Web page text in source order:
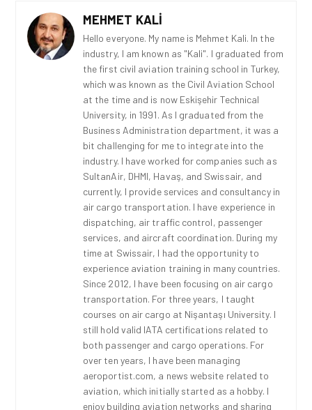
MEHMET KALI
Hello everyone. My name is Mehmet Kali. In the
industry, I am known as "Kali". I graduated from
the first civil aviation training school in Turkey,
which was known as the Civil Aviation School
at the time and is now Eskişehir Technical
University, in 1991. As I graduated from the
Business Administration department, it was a
bit challenging for me to integrate into the
industry. I have worked for companies such as
SultanAir, DHMI, Havaş, and Swissair, and
currently, I provide services and consultancy in
air cargo transportation. I have experience in
dispatching, air traffic control, passenger
services, and aircraft coordination. During my
time at Swissair, I had the opportunity to
experience aviation training in many countries.
Since 2012, I have been focusing on air cargo
transportation. For three years, I taught
courses on air cargo at Nişantaşı University. I
still hold valid IATA certifications related to
both passenger and cargo operations. For
over ten years, I have been managing
aeroportist.com, a news website related to
aviation, which initially started as a hobby. I
enjoy building aviation networks and sharing